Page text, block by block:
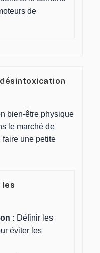
de
bien-être physique
le marché de
faire une petite
les
: Définir les
éviter les